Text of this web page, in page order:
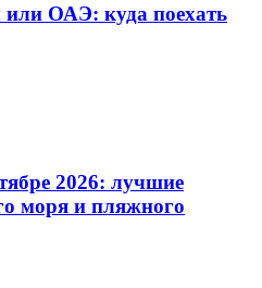
ОАЭ: куда поехать
2026: лучшие
моря и пляжного